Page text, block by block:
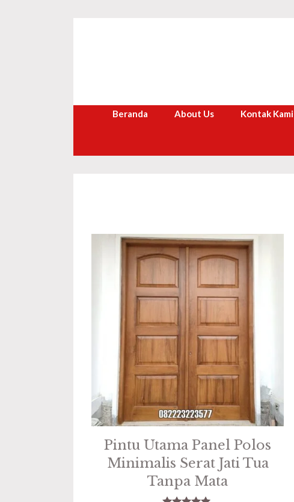
Beranda About Us Kontak Kami
Pintu Utama Panel Polos
Minimalis Serat Jati Tua
Tanpa Mata